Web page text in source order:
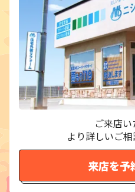
ご来店い
より詳しいご相
来店を予